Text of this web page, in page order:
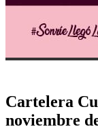
Cartelera
noviembre